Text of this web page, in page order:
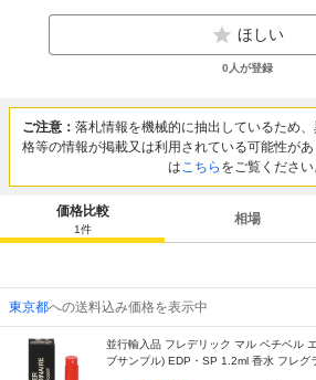
ほしい
0 人が登録
ご注意： 落札情報を機械的に抽出しているため
格等の情報が掲載又は利用されている可能性が
はこちら をご覧ください
価格比較
1件
相場
東京都への送料込み価格を表示中
並行輸入品 フレデリック マル ベチベル
ブサンプル) EDP・SP 1.2ml 香水 フレグ